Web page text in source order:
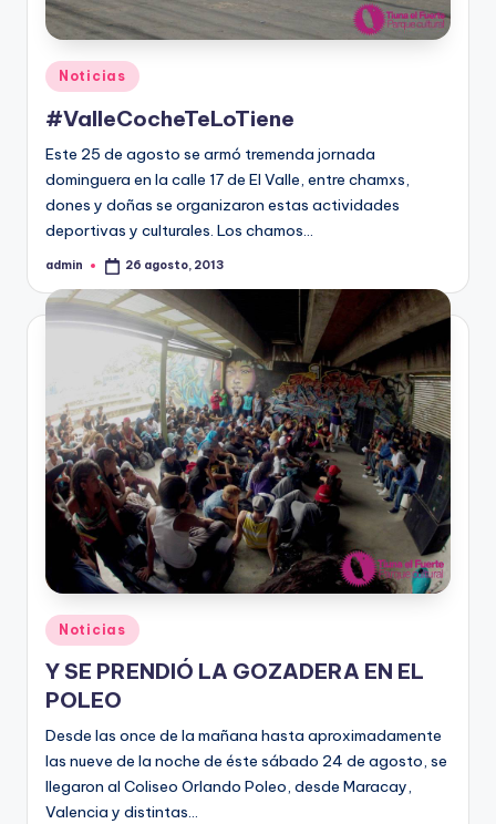
Publicado
en
Noticias
#ValleCocheTeLoTiene
Este 25 de agosto se armó tremenda jornada
dominguera en la calle 17 de El Valle, entre chamxs,
dones y doñas se organizaron estas actividades
deportivas y culturales. Los chamos…
Publicado
admin 26 agosto, 2013
Publicado
en
Noticias
Y SE PRENDIÓ LA GOZADERA EN EL
POLEO
Desde las once de la mañana hasta aproximadamente
las nueve de la noche de éste sábado 24 de agosto, se
llegaron al Coliseo Orlando Poleo, desde Maracay,
Valencia y distintas…